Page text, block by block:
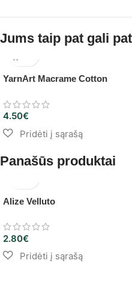
Jums taip pat gali
YarnArt Macrame Cotton
4.50€
Panašūs produktai
Alize Velluto
2.80€